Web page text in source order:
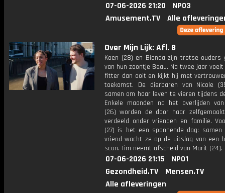
07-06-2026 21:20
NPO3
Amusement.TV
Alle
Over Mijn Lijk: Afl. 8
Koen (28) en Bionda zijn trotse ouders
van hun zoontje Beau. Na twee jaar voelt
fitter dan ooit en kijkt hij met
toekomst. De dierbaren van Nicole
samen om haar leven te vieren tijdens
Enkele maanden na het overlijden
(26) worden de door haar
verdeeld onder vrienden en familie.
(27) is het een spannende dag:
vriend wacht ze op de uitslag van een
scan. Tim neemt afscheid van Marit (24).
07-06-2026 21:15
NPO1
Gezondheid.TV
Mensen.TV
Alle afleveringen